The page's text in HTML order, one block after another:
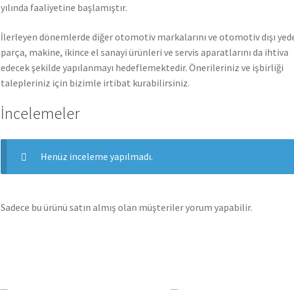
yılında faaliyetine başlamıştır.
İlerleyen dönemlerde diğer otomotiv markalarını ve otomotiv dışı
parça, makine, ikince el sanayi ürünleri ve servis aparatlarını da ihtiva
edecek şekilde yapılanmayı hedeflemektedir. Önerileriniz ve işbirliği
talepleriniz için bizimle irtibat kurabilirsiniz.
İncelemeler
Henüz inceleme yapılmadı.
Sadece bu ürünü satın almış olan müşteriler yorum yapabilir.